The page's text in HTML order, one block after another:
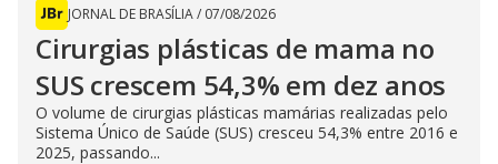
JORNAL DE BRASÍLIA/ 07/08/2026
Cirurgias plásticas de mama no
SUS crescem 54,3% em dez anos
O volume de cirurgias plásticas mamárias realizadas pelo
Sistema Único de Saúde (SUS) cresceu 54,3% entre 2016 e
2025, passando...